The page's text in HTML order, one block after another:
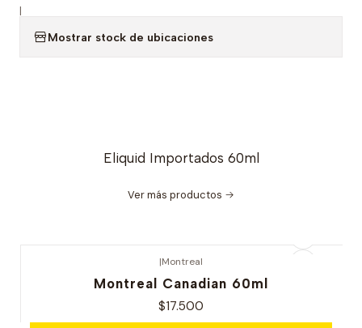
|
Mostrar stock de ubicaciones
Eliquid Importados 60ml
Ver más productos
|Montreal
Montreal Canadian 60ml
$17.500